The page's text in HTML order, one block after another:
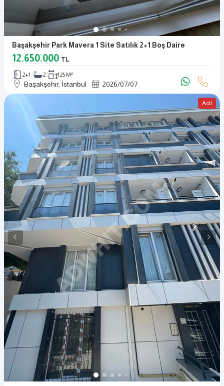
Başakşehir Park Mavera 1 Site Satılık 2+1 Boş Daire
12.650.000 TL
2+1 2 125 M²
Başakşehir, İstanbul 2026/07/07
Acil